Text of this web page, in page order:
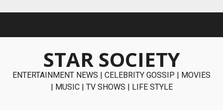
STAR SOCIETY
ENTERTAINMENT NEWS | CELEBRITY GOSSIP | MOVIES
| MUSIC | TV SHOWS | LIFE STYLE